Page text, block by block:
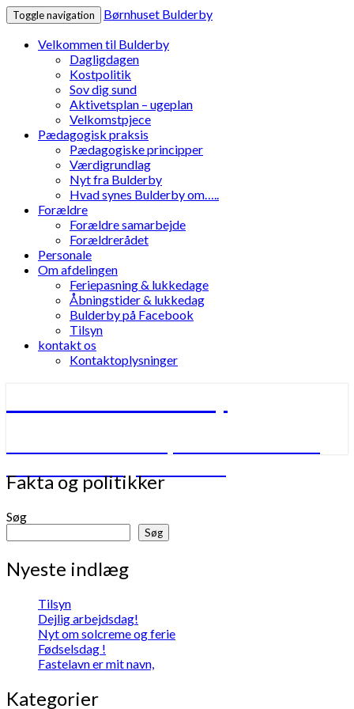
Toggle navigation
Børnhuset Bulderby
Velkommen til Bulderby
Dagligdagen
Kostpolitik
Sov dig sund
Aktivetsplan – ugeplan
Velkomstpjece
Pædagogisk praksis
Pædagogiske principper
Værdigrundlag
Nyt fra Bulderby
Hvad synes Bulderby om…..
Forældre
Forældre samarbejde
Forældrerådet
Personale
Om afdelingen
Feriepasning & lukkedage
Åbningstider & lukkedag
Bulderby på Facebook
Tilsyn
kontakt os
Kontaktoplysninger
Fakta
og
Fakta og politikker
Søg
Søg
Nyeste indlæg
Tilsyn
Dejlig arbejdsdag!
Nyt om solcreme og ferie
Fødselsdag !
Fastelavn er mit navn,
Kategorier